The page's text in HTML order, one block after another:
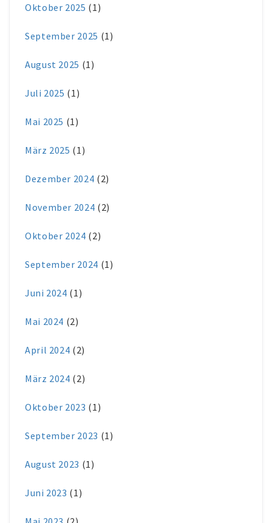
Oktober 2025 (1)
September 2025 (1)
August 2025 (1)
Juli 2025 (1)
Mai 2025 (1)
März 2025 (1)
Dezember 2024 (2)
November 2024 (2)
Oktober 2024 (2)
September 2024 (1)
Juni 2024 (1)
Mai 2024 (2)
April 2024 (2)
März 2024 (2)
Oktober 2023 (1)
September 2023 (1)
August 2023 (1)
Juni 2023 (1)